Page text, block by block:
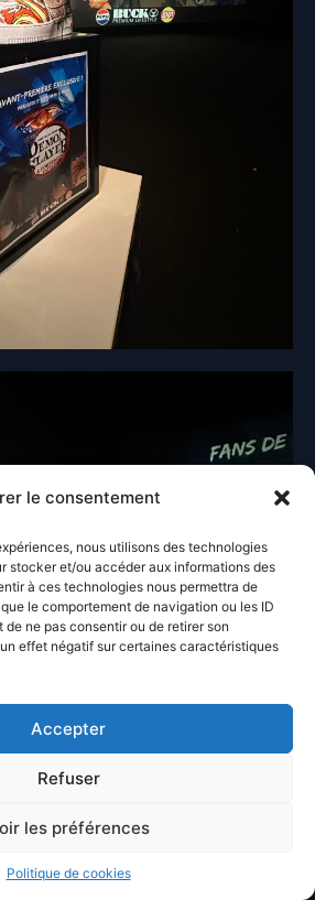
le consentement
nous utilisons des technologies
stocker et/ou accéder aux informations des
à ces technologies nous permettra de
le comportement de navigation ou les ID
de ne pas consentir ou de retirer son
effet négatif sur certaines caractéristiques
Accepter
Refuser
les préférences
Politique de cookies